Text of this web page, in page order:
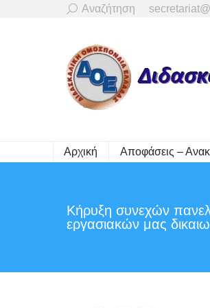
Search:
Αναζήτηση
Αρχική Αποφάσεις –
Κήρυξη συνεχών
εργασιακών μας